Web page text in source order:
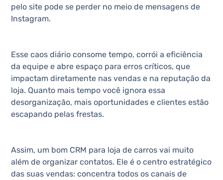
pelo site pode se perder no meio de mensagens de
Instagram.
Esse caos diário consome tempo, corrói a eficiência
da equipe e abre espaço para erros críticos, que
impactam diretamente nas vendas e na reputação da
loja. Quanto mais tempo você ignora essa
desorganização, mais oportunidades e clientes estão
escapando pelas frestas.
Assim, um bom CRM para loja de carros vai muito
além de organizar contatos. Ele é o centro estratégico
das suas vendas: concentra todos os canais de